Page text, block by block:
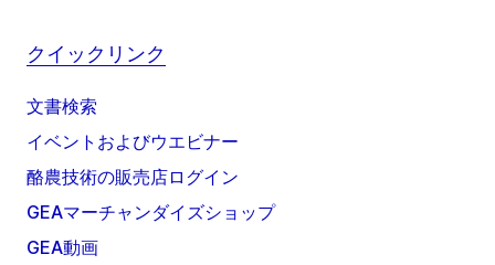
クイックリンク
文書検索
イベントおよびウエビナー
酪農技術の販売店ログイン
GEAマーチャンダイズショップ
GEA動画